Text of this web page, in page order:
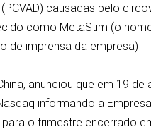
causadas pelo
como MetaStim (o
de imprensa da empresa)
anunciou que em 19
informando a
o trimestre encerrado